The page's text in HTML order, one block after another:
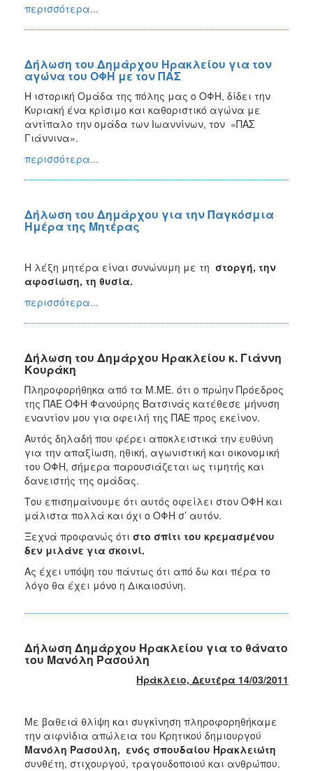
περισσότερα...
Δήλωση του Δημάρχου Ηρακλείου για τον
αγώνα του ΟΦΗ με τον ΠΑΣ
Η ιστορική Ομάδα της πόλης μας ο ΟΦΗ, δίδει την
Κυριακή ένα κρίσιμο και καθοριστικό αγώνα με
αντίπαλο την ομάδα των Ιωαννίνων, τον «ΠΑΣ
Γιάννινα».
περισσότερα...
Δήλωση του Δημάρχου για την Παγκόσμια
Ημέρα της Μητέρας
Η λέξη μητέρα είναι συνώνυμη με τη στοργή, την
αφοσίωση, τη θυσία.
περισσότερα...
Δήλωση του Δημάρχου Ηρακλείου κ. Γιάννη
Κουράκη
Πληροφορήθηκα από τα Μ.ΜΕ. ότι ο πρώην Πρόεδρος
της ΠΑΕ ΟΦΗ Φανούρης Βατσινάς κατέθεσε μήνυση
εναντίον μου για οφειλή της ΠΑΕ προς εκείνον.
Αυτός δηλαδή που φέρει αποκλειστικά την ευθύνη
για την απαξίωση, ηθική, αγωνιστική και οικονομική
του ΟΦΗ, σήμερα παρουσιάζεται ως τιμητής και
δανειστής της ομάδας.
Του επισημαίνουμε ότι αυτός οφείλει στον ΟΦΗ και
μάλιστα πολλά και όχι ο ΟΦΗ σ’ αυτόν.
Ξεχνά προφανώς ότι στο σπίτι του κρεμασμένου
δεν μιλάνε για σκοινί.
Ας έχει υπόψη του πάντως ότι από δω και πέρα το
λόγο θα έχει μόνο η Δικαιοσύνη.
Δήλωση Δημάρχου Ηρακλείου για το θάνατο
του Μανόλη Ρασούλη
Ηράκλειο, Δευτέρα 14/03/2011
Με βαθειά θλίψη και συγκίνηση πληροφορηθήκαμε
την αιφνίδια απώλεια του Κρητικού δημιουργού
Μανόλη Ρασούλη, ενός σπουδαίου Ηρακλειώτη
συνθέτη, στιχουργού, τραγουδοποιού και ανθρώπου.